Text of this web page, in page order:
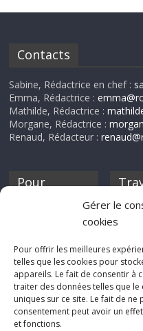
Gérer le
cookies
Pour offrir les meilleures
telles que les cookies pour
appareils. Le fait de consentir à
traiter des données telles que
uniques sur ce site. Le fait de
consentement peut avoir un
et fonctions.
Contacts
Sabine, Rédactrice en chef :
Emma, Rédactrice :
Mathilde, Rédactrice :
Morgane, Rédactrice :
Renaud, Rédacteur :
Pour
discothèque
Si tu
pas à
tes
séries